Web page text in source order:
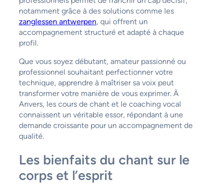
notamment grâce à des solutions comme les
zanglessen antwerpen, qui offrent un
accompagnement structuré et adapté à chaque
profil.
Que vous soyez débutant, amateur passionné ou
professionnel souhaitant perfectionner votre
technique, apprendre à maîtriser sa voix peut
transformer votre manière de vous exprimer. À
Anvers, les cours de chant et le coaching vocal
connaissent un véritable essor, répondant à une
demande croissante pour un accompagnement de
qualité.
Les bienfaits du chant sur le
corps et l’esprit